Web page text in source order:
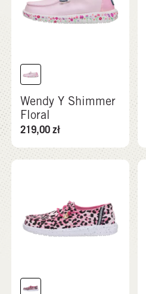
Wendy Y Shimmer
Floral
219,00zł